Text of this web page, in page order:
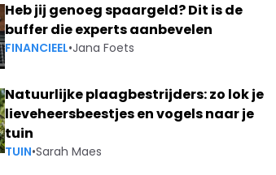
Heb jij genoeg spaargeld? Dit is de
buffer die experts aanbevelen
FINANCIEEL•Jana Foets
Natuurlijke plaagbestrijders: zo lok je
lieveheersbeestjes en vogels naar je
tuin
TUIN•Sarah Maes